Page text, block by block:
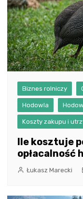
Biznes rolniczy
Hodowla
Koszty zakupu i
Ile kosztuje
opłacalność
Łukasz Marecki